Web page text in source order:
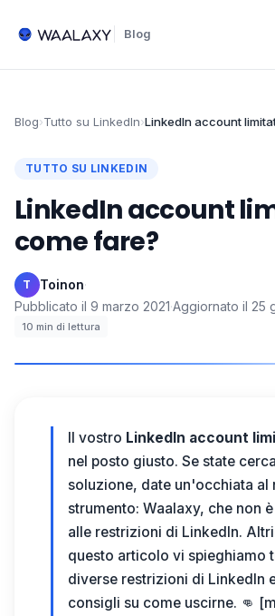
Blog
Blog›Tutto su LinkedIn›LinkedIn account
TUTTO SU LINKEDIN
LinkedIn account
come fare?
T Toinon·
Pubblicato il 9 marzo 2021·Aggiornato il 25
10 min di lettura
Il vostro LinkedIn account
nel posto giusto. Se state
soluzione, date un'occhiata al
strumento: Waalaxy, che non
alle restrizioni di LinkedIn.
questo articolo vi spieghiamo
diverse restrizioni di LinkedIn
consigli su come uscirne. 👊